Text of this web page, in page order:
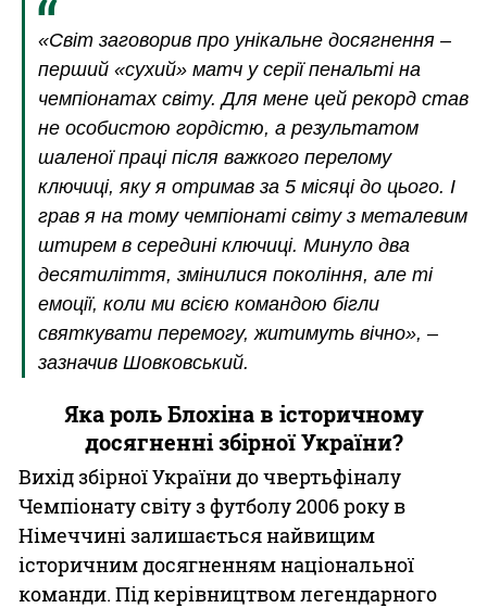
«Світ заговорив про унікальне досягнення –
перший «сухий» матч у серії пенальті на
чемпіонатах світу. Для мене цей рекорд став
не особистою гордістю, а результатом
шаленої праці після важкого перелому
ключиці, яку я отримав за 5 місяці до цього. І
грав я на тому чемпіонаті світу з металевим
штирем в середині ключиці. Минуло два
десятиліття, змінилися покоління, але ті
емоції, коли ми всією командою бігли
святкувати перемогу, житимуть вічно», –
зазначив Шовковський.
Яка роль Блохіна в історичному
досягненні збірної України?
Вихід збірної України до чвертьфіналу
Чемпіонату світу з футболу 2006 року в
Німеччині залишається найвищим
історичним досягненням національної
команди. Під керівництвом легендарного